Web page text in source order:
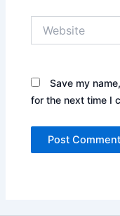
Save my
for the next time I